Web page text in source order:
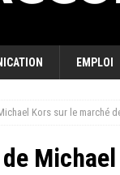
EMPLOI
Kors sur le marché